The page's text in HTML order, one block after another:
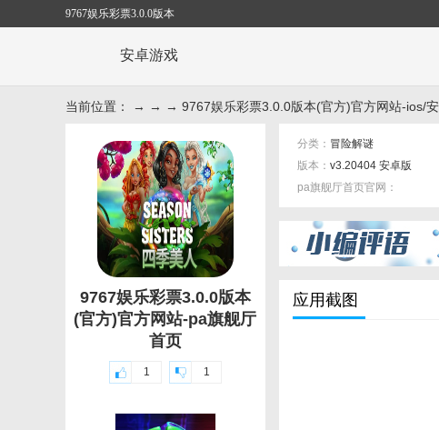
9767娱乐彩票3.0.0版本
安卓游戏
当前位置： → → → 9767娱乐彩票3.0.0版本(官方)官方网站-ios/
9767娱乐彩票3.0.0版本
(官方)官方网站-pa旗舰厅
首页
1 1
分类： 冒险解谜
版本： v3.20404 安卓版
pa旗舰厅首页官网：
应用截图